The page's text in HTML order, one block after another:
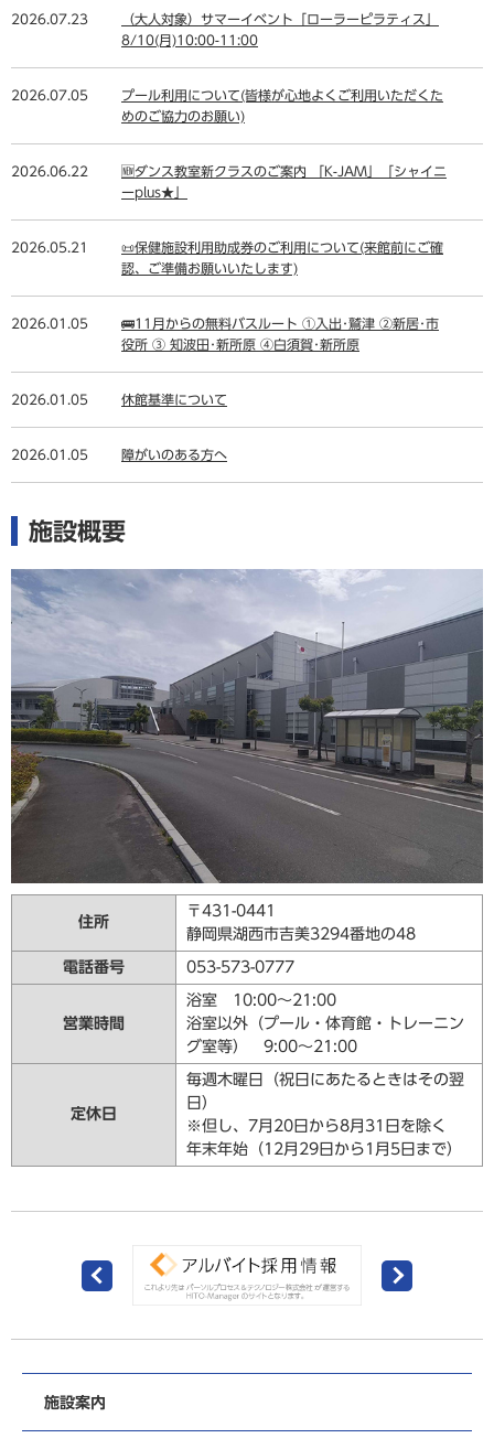
2026.07.23
（大人対象）サマーイベント「ローラーピラティス」
8/10(月)10:00-11:00
2026.07.05
プール利用について(皆様が心地よくご利用いただくた
めのご協力のお願い)
2026.06.22
🆕ダンス教室新クラスのご案内 「K-JAM」「シャイニ
ーplus★」
2026.05.21
📜保健施設利用助成券のご利用について(来館前にご確
認、ご準備お願いいたします)
2026.01.05
🚌11月からの無料バスルート ①入出･鷲津 ②新居･市
役所 ③ 知波田･新所原 ④白須賀･新所原
2026.01.05 休館基準について
2026.01.05 障がいのある方へ
施設概要
住所
〒431-0441
静岡県湖西市吉美3294番地の48
電話番号 053-573-0777
営業時間
浴室 10:00〜21:00
浴室以外（プール・体育館・トレーニン
グ室等） 9:00〜21:00
定休日
毎週木曜日（祝日にあたるときはその翌
日）
※但し、7月20日から8月31日を除く
年末年始（12月29日から1月5日まで）
施設案内